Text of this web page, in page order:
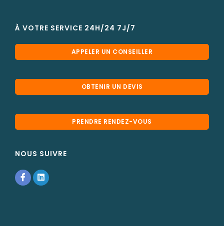
À VOTRE SERVICE 24H/24 7J/7
APPELER UN CONSEILLER
OBTENIR UN DEVIS
PRENDRE RENDEZ-VOUS
NOUS SUIVRE